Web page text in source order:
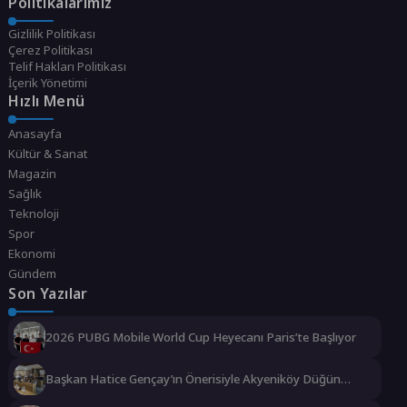
Gizlilik Politikası
Çerez Politikası
Telif Hakları Politikası
İçerik Yönetimi
Hızlı Menü
Anasayfa
Kültür & Sanat
Magazin
Sağlık
Teknoloji
Spor
Ekonomi
Gündem
Son Yazılar
2026 PUBG Mobile World Cup Heyecanı Paris’te Başlıyor
Başkan Hatice Gençay’ın Önerisiyle Akyeniköy Düğün